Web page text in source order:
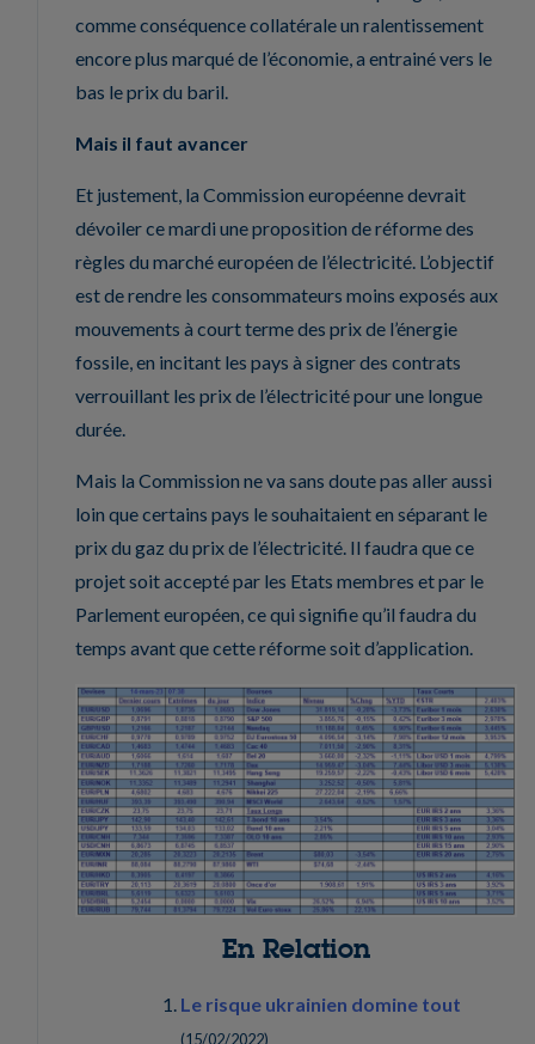
comme conséquence collatérale un ralentissement
encore plus marqué de l’économie, a entrainé vers le
bas le prix du baril.
Mais il faut avancer
Et justement, la Commission européenne devrait
dévoiler ce mardi une proposition de réforme des
règles du marché européen de l’électricité. L’objectif
est de rendre les consommateurs moins exposés aux
mouvements à court terme des prix de l’énergie
fossile, en incitant les pays à signer des contrats
verrouillant les prix de l’électricité pour une longue
durée.
Mais la Commission ne va sans doute pas aller aussi
loin que certains pays le souhaitaient en séparant le
prix du gaz du prix de l’électricité. Il faudra que ce
projet soit accepté par les Etats membres et par le
Parlement européen, ce qui signifie qu’il faudra du
temps avant que cette réforme soit d’application.
En Relation
Le risque ukrainien domine tout
(15/02/2022)